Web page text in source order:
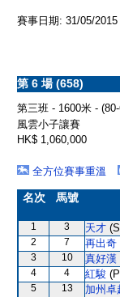
賽事日期: 31/05/
第 6 場 (658)
第三班 - 1600米 -
風雲小子讓賽
HK$ 1,060,000
全方位賽事重溫
名次 馬號
1 3 天才
2 7 再出奇
3 10 真好漢
4 4 紅駿
5 13 加州卓